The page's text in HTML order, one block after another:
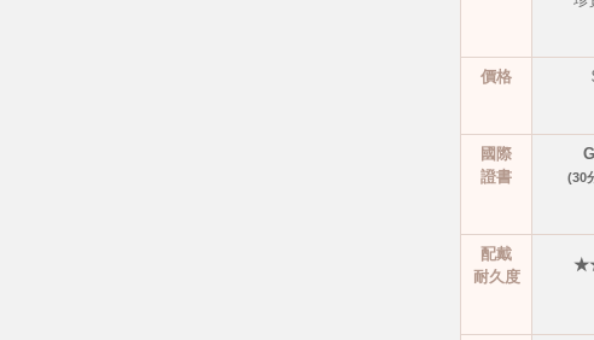
價格
國際
證書
(30
配戴
耐久度